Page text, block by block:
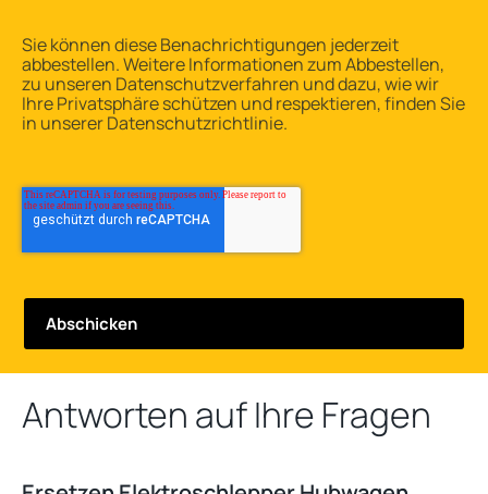
Sie können diese Benachrichtigungen jederzeit
abbestellen. Weitere Informationen zum Abbestellen,
zu unseren Datenschutzverfahren und dazu, wie wir
Ihre Privatsphäre schützen und respektieren, finden Sie
in unserer Datenschutzrichtlinie.
Antworten auf Ihre Fragen